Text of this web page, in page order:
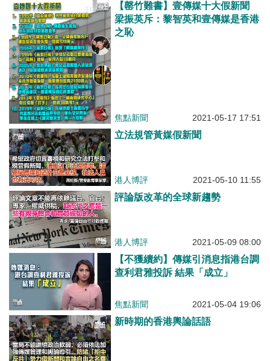
【罄竹難書】壹傳媒十大假新聞
梁振英斥：黎智英和壹傳媒是香港
之恥
焦點新聞 2021-05-17 17:51
立法規管黃媒假新聞
港人博評 2021-05-10 11:55
評論版改革的全球新趨勢
港人博評 2021-05-09 08:00
【不獲續約】傳媒引消息指港台調
查利君雅投訴 結果「成立」
焦點新聞 2021-05-04 19:06
新時期的香港輿論話語